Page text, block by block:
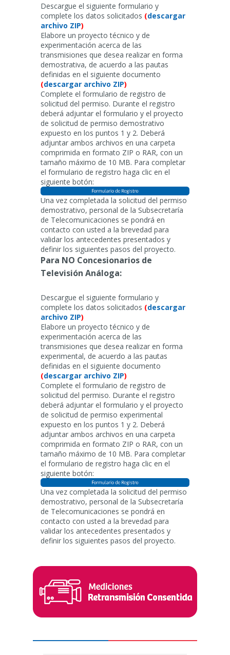
Descargue el siguiente formulario y
complete los datos solicitados (descargar
archivo ZIP)
Elabore un proyecto técnico y de
experimentación acerca de las
transmisiones que desea realizar en forma
demostrativa, de acuerdo a las pautas
definidas en el siguiente documento
(descargar archivo ZIP)
Complete el formulario de registro de
solicitud del permiso. Durante el registro
deberá adjuntar el formulario y el proyecto
de solicitud de permiso demostrativo
expuesto en los puntos 1 y 2. Deberá
adjuntar ambos archivos en una carpeta
comprimida en formato ZIP o RAR, con un
tamaño máximo de 10 MB. Para completar
el formulario de registro haga clic en el
siguiente botón:
Una vez completada la solicitud del permiso
demostrativo, personal de la Subsecretaría
de Telecomunicaciones se pondrá en
contacto con usted a la brevedad para
validar los antecedentes presentados y
definir los siguientes pasos del proyecto.
Para NO Concesionarios de
Televisión Análoga:
Descargue el siguiente formulario y
complete los datos solicitados (descargar
archivo ZIP)
Elabore un proyecto técnico y de
experimentación acerca de las
transmisiones que desea realizar en forma
experimental, de acuerdo a las pautas
definidas en el siguiente documento
(descargar archivo ZIP)
Complete el formulario de registro de
solicitud del permiso. Durante el registro
deberá adjuntar el formulario y el proyecto
de solicitud de permiso experimental
expuesto en los puntos 1 y 2. Deberá
adjuntar ambos archivos en una carpeta
comprimida en formato ZIP o RAR, con un
tamaño máximo de 10 MB. Para completar
el formulario de registro haga clic en el
siguiente botón:
Una vez completada la solicitud del permiso
demostrativo, personal de la Subsecretaría
de Telecomunicaciones se pondrá en
contacto con usted a la brevedad para
validar los antecedentes presentados y
definir los siguientes pasos del proyecto.